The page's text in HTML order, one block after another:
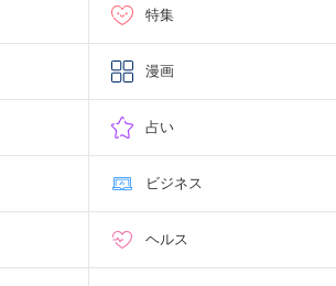
特集
漫画
占い
ビジネス
ヘルス